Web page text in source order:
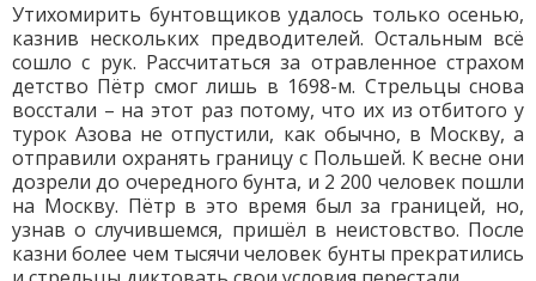
Утихомирить бунтовщиков удалось только осенью,
казнив нескольких предводителей. Остальным всё
сошло с рук. Рассчитаться за отравленное страхом
детство Пётр смог лишь в 1698-м. Стрельцы снова
восстали – на этот раз потому, что их из отбитого у
турок Азова не отпустили, как обычно, в Москву, а
отправили охранять границу с Польшей. К весне они
дозрели до очередного бунта, и 2 200 человек пошли
на Москву. Пётр в это время был за границей, но,
узнав о случившемся, пришёл в неистовство. После
казни более чем тысячи человек бунты прекратились